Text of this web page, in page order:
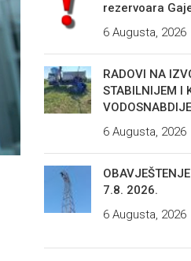
rezervoara
6 Augusta, 2026
RADOVI NA
STABILNIJEM I
6 Augusta, 2026
7.8. 2026.
6 Augusta, 2026